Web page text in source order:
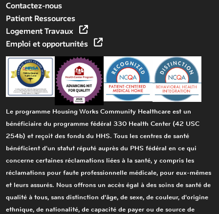
Contactez-nous
Patient Ressources
Logement Travaux
Emploi et opportunités
Le programme Housing Works Community Healthcare est un
bénéficiaire du programme fédéral 330 Health Center (42 USC
254b) et reçoit des fonds du HHS. Tous les centres de santé
bénéficient d'un statut réputé auprès du PHS fédéral en ce qui
concerne certaines réclamations liées à la santé, y compris les
réclamations pour faute professionnelle médicale, pour eux-mêmes
et leurs assurés. Nous offrons un accès égal à des soins de santé de
qualité à tous, sans distinction d'âge, de sexe, de couleur, d'origine
ethnique, de nationalité, de capacité de payer ou de source de